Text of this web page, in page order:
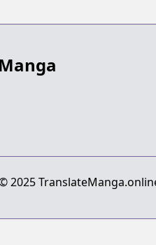
2025